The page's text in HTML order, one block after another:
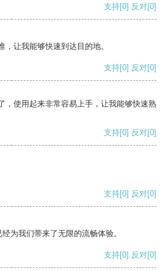
支持[0] 反对[0]
让我能够快速到达目的地。
支持[0] 反对[0]
，使用起来非常容易上手，让我能够快速熟
支持[0] 反对[0]
支持[0] 反对[0]
为我们带来了无限的流畅体验。
支持[0] 反对[0]